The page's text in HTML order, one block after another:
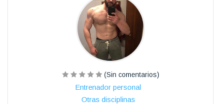
(Sin comentarios)
Entrenador personal
Otras disciplinas